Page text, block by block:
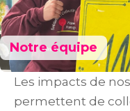
Notre équipe
Les impacts de
permettent de